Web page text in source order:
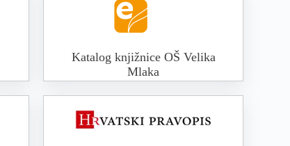
Katalog knjižnice OŠ Velika
Mlaka